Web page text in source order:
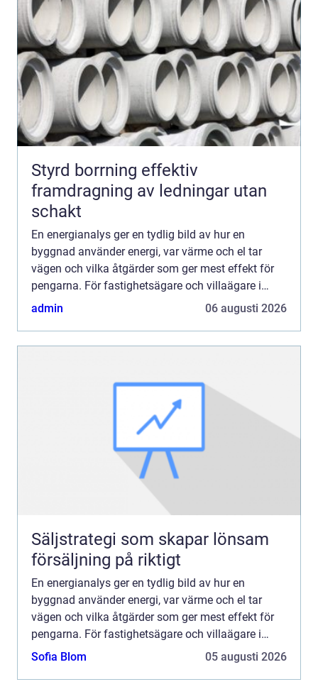
Styrd borrning effektiv
framdragning av ledningar utan
schakt
En energianalys ger en tydlig bild av hur en
byggnad använder energi, var värme och el tar
vägen och vilka åtgärder som ger mest effekt för
pengarna. För fastighetsägare och villaägare i
Malmö blir frågan allt mer aktuell när energipriser
admin 06 augusti 2026
Säljstrategi som skapar lönsam
försäljning på riktigt
En energianalys ger en tydlig bild av hur en
byggnad använder energi, var värme och el tar
vägen och vilka åtgärder som ger mest effekt för
pengarna. För fastighetsägare och villaägare i
Malmö blir frågan allt mer aktuell när energipriser
Sofia Blom 05 augusti 2026